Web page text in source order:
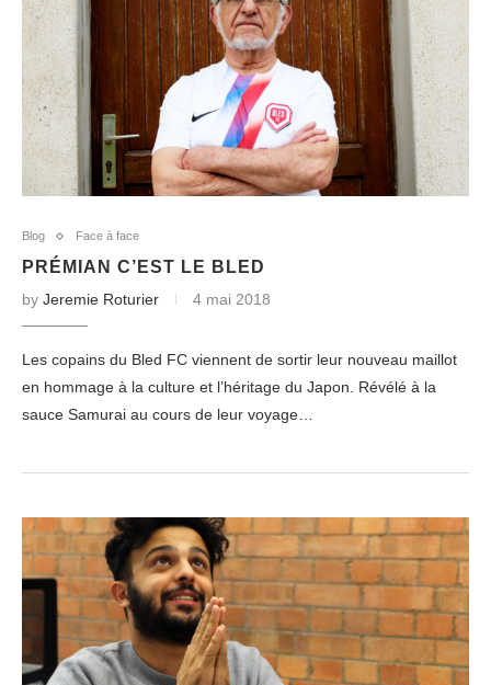
Blog Face à face
PRÉMIAN C’EST LE BLED
by Jeremie Roturier 4 mai 2018
Les copains du Bled FC viennent de sortir leur nouveau maillot
en hommage à la culture et l’héritage du Japon. Révélé à la
sauce Samurai au cours de leur voyage…